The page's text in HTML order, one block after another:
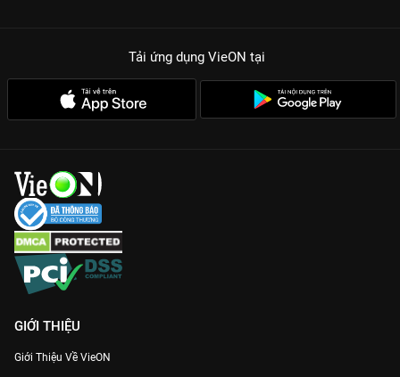
Tải ứng dụng VieON tại
GIỚI THIỆU
Giới Thiệu Về VieON